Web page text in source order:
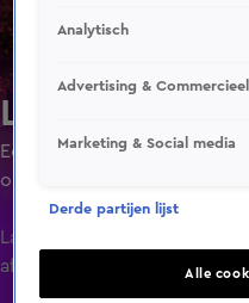
Lang Leve de
Een liefdesexperiment
om elkaar goed te leren
maximaal 4 dagen met
Laatste
aflevering
Analytisch
Advertising & Commercieel
Marketing & Social media
Derde partijen lijst
Alle